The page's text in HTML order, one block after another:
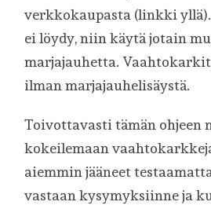
verkkokaupasta (linkki
ei löydy, niin käytä jotain
marjajauhetta.
ilman marjajauhelisäystä.
Toivottavasti tämän ohjeen
kokeilemaan
aiemmin jääneet
vastaan kysymyksiinne ja